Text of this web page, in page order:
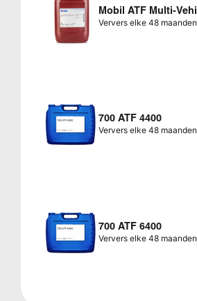
Mobil ATF Multi-
Ververs elke 48
700 ATF 4400
Ververs elke 48
700 ATF 6400
Ververs elke 48